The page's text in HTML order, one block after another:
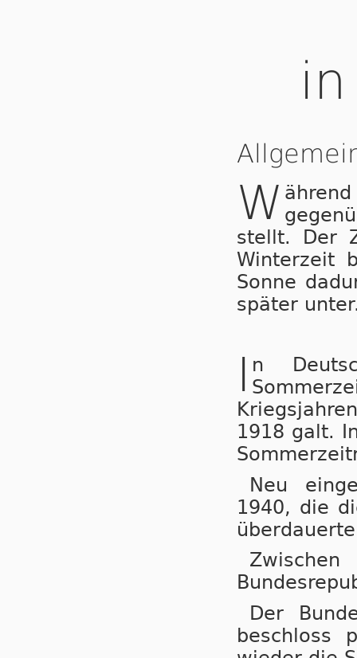
W
stellt. Der
Winterzeit
Sonne
später
I n
1918 galt.
Neu
1940, die
Der
beschloss